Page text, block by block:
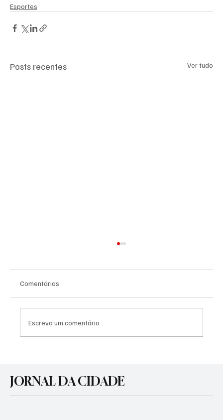
Esportes
Posts recentes Ver tudo
contra a mulher
Comentários
Escreva um comentário
JORNAL DA CIDADE